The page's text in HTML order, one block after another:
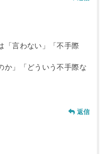
「言わない」「不手際
か」「どういう不手際な
返信